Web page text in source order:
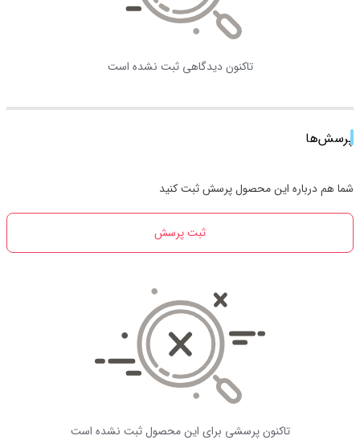
تاکنون دیدگاهی ثبت نشده است
پرسش‌ها
شما هم درباره این محصول پرسش ثبت کنید
ثبت پرسش
تاکنون پرسشی برای این محصول ثبت نشده است